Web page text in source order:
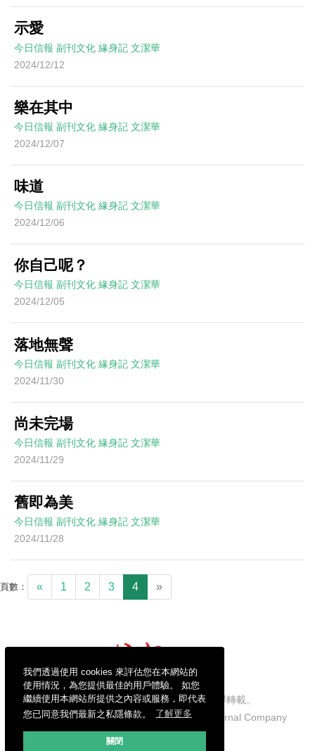
我們透過使用 cookies 來評估您在本網站的
使用情況，為您提供最佳的用戶體驗。 如您
繼續使用本網站所提供之內容或服務，即代表
您已同意我們最新之私隱條款。
了解更多
關閉
示愛
今日信報 副刊文化 緣身記 文潔華
2024/12/12
樂在其中
今日信報 副刊文化 緣身記 文潔華
2024/12/07
味道
今日信報 副刊文化 緣身記 文潔華
2024/12/06
你自己呢？
今日信報 副刊文化 緣身記 文潔華
2024/12/05
落地無聲
今日信報 副刊文化 緣身記 文潔華
2024/11/30
尚未完場
今日信報 副刊文化 緣身記 文潔華
2024/11/29
舊即為美
今日信報 副刊文化 緣身記 文潔華
2024/11/28
頁數： « 1 2 3 4 »
信報財經新聞有限公司版權所有，不得轉載。
Copyright © 2026 Hong Kong Economic Journal Company
Limited. All rights reserved.